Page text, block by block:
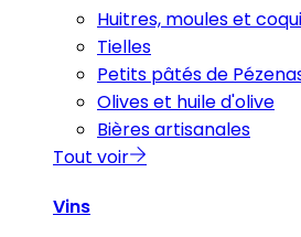
Huitres, moules et
Tielles
Petits pâtés de
Olives et huile d'olive
Bières artisanales
Tout voir
Vins